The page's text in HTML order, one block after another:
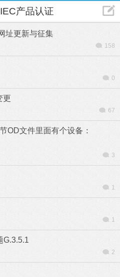
产品认证
址更新与征集
158
0
更
67
OD文件里面有个设备：
3
1
1
G.3.5.1
2